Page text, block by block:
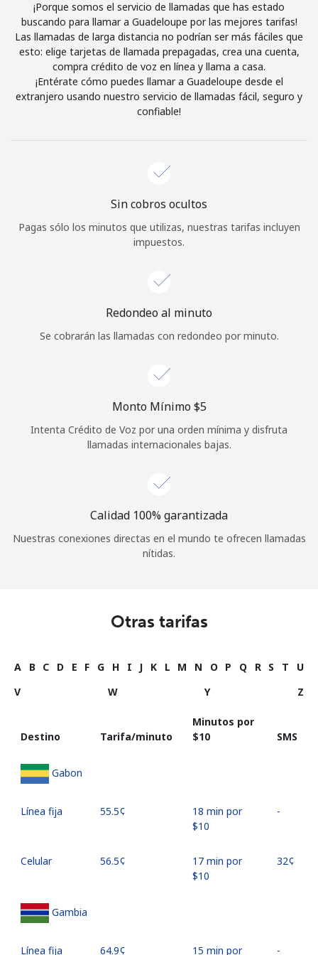
Iniciar Sesión
o
Continuar con
¡Porque somos el servicio de llamadas que has estado
buscando para llamar a Guadeloupe por las mejores tarifas!
Las llamadas de larga distancia no podrían ser más fáciles que
esto: elige tarjetas de llamada prepagadas, crea una cuenta,
compra crédito de voz en línea y llama a casa.
¡Entérate cómo puedes llamar a Guadeloupe desde el
extranjero usando nuestro servicio de llamadas fácil, seguro y
confiable!
Sin cobros ocultos
Pagas sólo los minutos que utilizas, nuestras tarifas incluyen
impuestos.
Redondeo al minuto
Se cobrarán las llamadas con redondeo por minuto.
Monto Mínimo ⁦$5⁩
Intenta Crédito de Voz por una orden mínima y disfruta
llamadas internacionales bajas.
Calidad 100% garantizada
Nuestras conexiones directas en el mundo te ofrecen llamadas
nítidas.
Otras tarifas
A B C D E F G H I J K L M N O P Q R S T
U
V
W Y Z
Destino Tarifa/minuto
Minutos por
⁦$10⁩
SMS
Gabon
Línea fija ⁦55.5¢⁩
18 min por
⁦$10⁩
-
Celular ⁦56.5¢⁩
17 min por
⁦$10⁩
⁦32¢⁩
Gambia
Línea fija ⁦64.9¢⁩ 15 min por -